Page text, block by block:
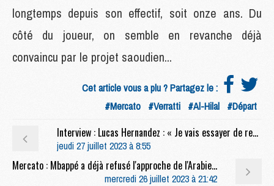
longtemps depuis son effectif, soit onze ans. Du
côté du joueur, on semble en revanche déjà
convaincu par le projet saoudien...
Cet article vous a plu ? Partagez le :
#Mercato #Verratti #Al-Hilal #Départ
Interview : Lucas Hernandez : « Je vais essayer de rentrer dans l’histoire du club »
jeudi 27 juillet 2023 à 8:55
Mercato : Mbappé a déjà refusé l'approche de l'Arabie saoudite
mercredi 26 juillet 2023 à 21:42